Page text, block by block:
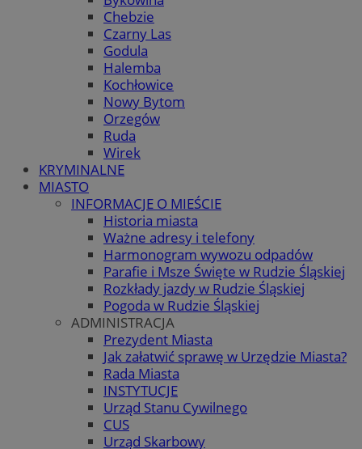
Chebzie
Czarny Las
Godula
Halemba
Kochłowice
Nowy Bytom
Orzegów
Ruda
Wirek
KRYMINALNE
MIASTO
INFORMACJE O MIEŚCIE
Historia miasta
Ważne adresy i telefony
Harmonogram wywozu odpadów
Parafie i Msze Święte w Rudzie Śląskiej
Rozkłady jazdy w Rudzie Śląskiej
Pogoda w Rudzie Śląskiej
ADMINISTRACJA
Prezydent Miasta
Jak załatwić sprawę w Urzędzie Miasta?
Rada Miasta
INSTYTUCJE
Urząd Stanu Cywilnego
CUS
Urząd Skarbowy